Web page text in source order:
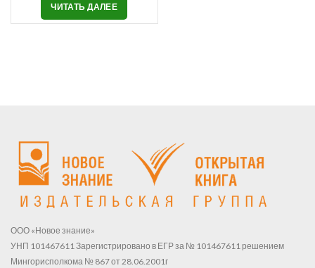
ЧИТАТЬ ДАЛЕЕ
ООО «Новое знание»
УНП 101467611 Зарегистрировано в ЕГР за № 101467611 решением
Мингорисполкома № 867 от 28.06.2001г